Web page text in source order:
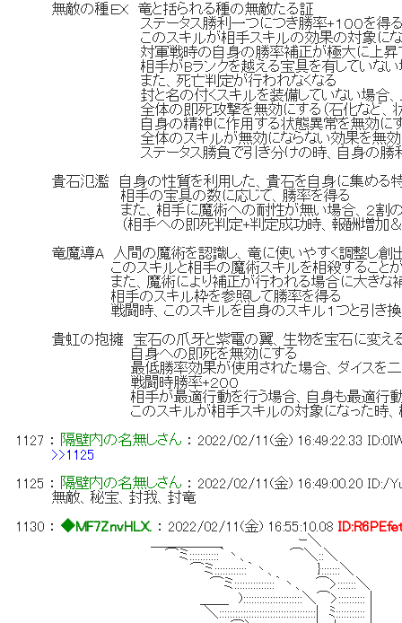
無敵の種ＥＸ 竜と括られる種の無敵たる証
ステータス勝利一つにつき勝率+１００を得
このスキルが相手スキルの効果の対象になった
対軍戦時の自身の勝率補正が極大に上昇
相手がBランクを越える宝具を有していない場
また、死亡判定が行われなくなる
封と名の付くスキルを装備していない場合、
全体の即死攻撃を無効にする（石化など、状態
自身の精神に作用する状態異常を無効に
全体のスキルが無効にならない効果を無効
ステータス勝負で引き分けの時、自身の勝利
貴石氾濫 自身の性質を利用した、貴石を自身に集める
相手の宝具の数に応じて、勝率を得る
また、相手に魔術への耐性が無い場合、２割の
（相手への即死判定+判定成功時、報酬増加＆
竜魔導A 人間の魔術を認識し、竜に使いやすく調整し創
このスキルと相手の魔術スキルを相殺することが
また、魔術により補正が行われる場合に大きな補
相手のスキル枠を参照して勝率を得る
戦闘時、このスキルを自身のスキル１つと引き換え
貴虹の抱擁 宝石の爪牙と紫電の翼、生物を宝石に変え
自身への即死を無効にする
最低勝率効果が使用された場合、ダイスを二倍
戦闘時勝率+２００
相手が最適行動を行う場合、自身も最適行動
このスキルが相手スキルの対象になった時、相
1127 ： 隔壁内の名無しさん ：2022/02/11(金) 16:49:22.33
>>1125
1125 ： 隔壁内の名無しさん ：2022/02/11(金) 16:49:00.20 ID:/
無敵、秘宝、封我、封竜
1130 ：◆MF7ZnvHLX. ：2022/02/11(金) 16:55:10.08
＿＿＿＿＿ ｰ＼
⌒ミ:::::::::::｀丶、 ⌒＼::＼
⌒ミ::::::::::::｀丶、 }:::::::＼
⌒ミ:::::::::::::::｀丶、 ⌒>:::::::＼
＿＿ )::::::::::::::::::::::＼⌒>:::::::::: |
＼::::::::::::::::::::::::::::::::::::| ﾐ::::::::::: |